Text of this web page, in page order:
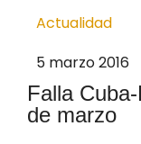
Actualidad
5 marzo 2016
Falla
de marzo